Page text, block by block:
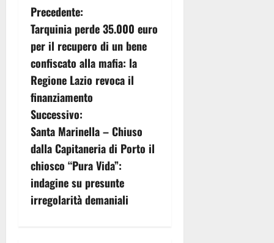
N
a
v
i
g
a
z
i
Precedente:
Tarquinia perde 35.000 euro
per il recupero di un bene
confiscato alla mafia: la
Regione Lazio revoca il
finanziamento
Successivo:
Santa Marinella – Chiuso
dalla Capitaneria di Porto il
chiosco “Pura Vida”:
indagine su presunte
irregolarità demaniali